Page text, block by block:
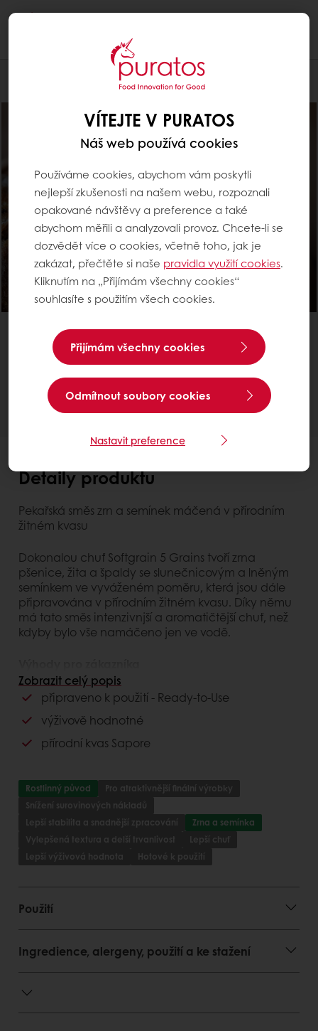
Softgrain 5 Grains CL
Kontaktujte nás
Potřebujete více informací? Rádi pomůžeme.
Detaily produktu
Pekařská směs zrn a semínek máčená v přírodním
žitném kvasu
Dokonalou chuť Softgrain 5 Grains tvoří zrna
pšenice, žita a špaldy se slunečnicovým a lněným
semínkem ve vyváženém poměru, která jsou dále
připravována v přírodním žitném kvasu. Díky němu
má tato směs intenzivnjší a aromatičtější chuť, než
kdyby bylo vše namáčeno jen ve vodě.
hotové k použití - Ready-to-Use
výjimečná svěžest a delší trvanlivost
široké možnosti využití
atraktivní vzhled pečiva
vysoký obsah vlákniny, vitamínů, minerálů,
antioxidantů, bílkovin a uhlohydrátů
výjimečná čerstvost
Zobrazit celý popis
připraveno k použití - Ready-to-Use
výživově hodnotné
přírodní kvas Sapore
Rostlinný původ
Pro atraktivnější finální výrobky
Snížení surovinových nákladů
Lepší stabilita a snadnější zpracování
Zrna a semínka
Vylepšená textura a delší trvanlivost
Lepší chuť
Lepší výživová hodnota
Hotové k použití
Použití
Ingredience, alergeny, použití a ke stažení
VÍTEJTE V PURATOS
Náš web používá cookies
Používáme cookies, abychom vám poskytli
nejlepší zkušenosti na našem webu, rozpoznali
opakované návštěvy a preference a také
abychom měřili a analyzovali provoz. Chcete-li se
dozvědět více o cookies, včetně toho, jak je
zakázat, přečtěte si naše pravidla využití cookies.
Kliknutím na „Přijímám všechny cookies“
souhlasíte s použitím všech cookies.
Přijímám všechny cookies
Odmítnout soubory cookies
Nastavit preference